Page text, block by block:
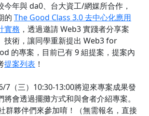
今年與 da0、台大資工/網媒所合作，
的 The Good Class 3.0 去中心化應用
實務 ，透過邀請 Web3 實踐者分享案
技術，讓同學重新提出 Web3 for
的專案，目前已有 9 組提案，提案內
提案列表 ！
7（三）10:30-13:00將迎來專案成果發
將會透過擺攤方式和與會者介紹專案。
群夥伴們來參加唷！（無需報名，直接